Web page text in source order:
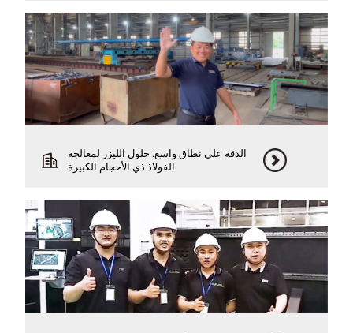
الدقة على نطاق واسع: حلول الليزر لمعالجة
الفولاذ ذي الأحجام الكبيرة